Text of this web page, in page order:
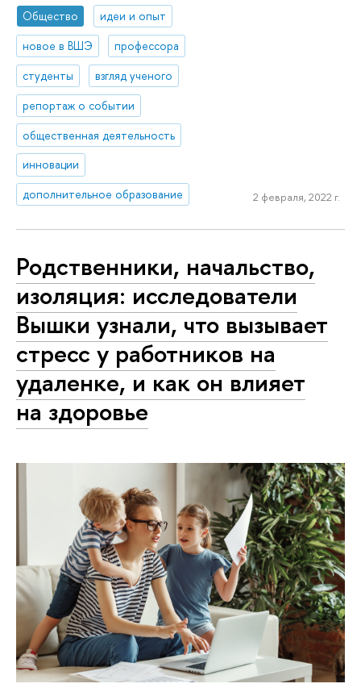
Общество
идеи и опыт
новое в ВШЭ
профессора
студенты
взгляд ученого
репортаж о событии
общественная деятельность
инновации
дополнительное образование
2 февраля, 2022 г.
Родственники, начальство,
изоляция: исследователи
Вышки узнали, что вызывает
стресс у работников на
удаленке, и как он влияет
на здоровье